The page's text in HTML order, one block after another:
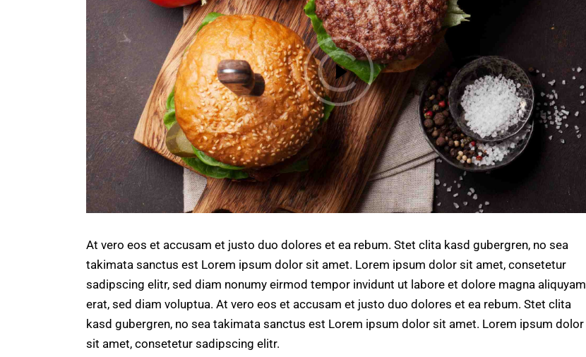
At vero eos et accusam et justo duo dolores et ea rebum. Stet clita kasd gubergren, no sea
takimata sanctus est Lorem ipsum dolor sit amet. Lorem ipsum dolor sit amet, consetetur
sadipscing elitr, sed diam nonumy eirmod tempor invidunt ut labore et dolore magna aliquyam
erat, sed diam voluptua. At vero eos et accusam et justo duo dolores et ea rebum. Stet clita
kasd gubergren, no sea takimata sanctus est Lorem ipsum dolor sit amet. Lorem ipsum dolor
sit amet, consetetur sadipscing elitr.